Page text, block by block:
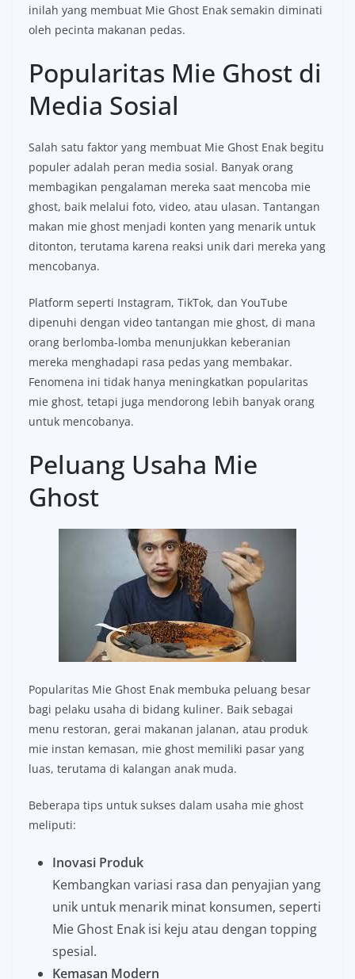
inilah yang membuat Mie Ghost Enak semakin diminati
oleh pecinta makanan pedas.
Popularitas Mie Ghost di
Media Sosial
Salah satu faktor yang membuat Mie Ghost Enak begitu
populer adalah peran media sosial. Banyak orang
membagikan pengalaman mereka saat mencoba mie
ghost, baik melalui foto, video, atau ulasan. Tantangan
makan mie ghost menjadi konten yang menarik untuk
ditonton, terutama karena reaksi unik dari mereka yang
mencobanya.
Platform seperti Instagram, TikTok, dan YouTube
dipenuhi dengan video tantangan mie ghost, di mana
orang berlomba-lomba menunjukkan keberanian
mereka menghadapi rasa pedas yang membakar.
Fenomena ini tidak hanya meningkatkan popularitas
mie ghost, tetapi juga mendorong lebih banyak orang
untuk mencobanya.
Peluang Usaha Mie
Ghost
Popularitas Mie Ghost Enak membuka peluang besar
bagi pelaku usaha di bidang kuliner. Baik sebagai
menu restoran, gerai makanan jalanan, atau produk
mie instan kemasan, mie ghost memiliki pasar yang
luas, terutama di kalangan anak muda.
Beberapa tips untuk sukses dalam usaha mie ghost
meliputi:
Inovasi Produk
Kembangkan variasi rasa dan penyajian yang
unik untuk menarik minat konsumen, seperti
Mie Ghost Enak isi keju atau dengan topping
spesial.
Kemasan Modern